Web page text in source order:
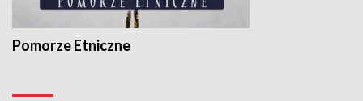
Pomorze Etniczne